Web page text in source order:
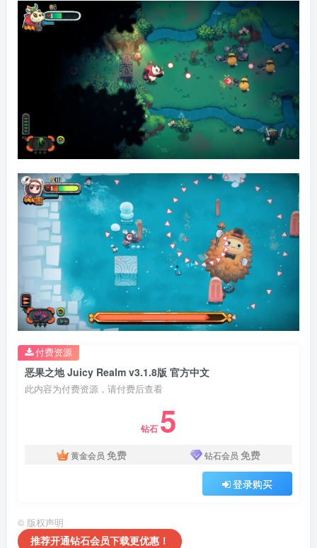
恶果之地 Juicy Realm v3.1.8版 官方中文
此内容为付费资源，请付费后查看
钻石 5
黄金会员 免费 钻石会员 免费
登录购买
付费资源
© 版权声明
推荐开通钻石会员下载更优惠！